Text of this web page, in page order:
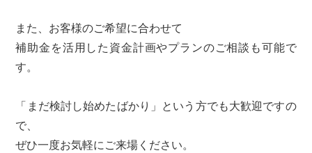
また、お客様のご希望に合わせて
補助金を活用した資金計画やプランのご相談も可能で
す。
「まだ検討し始めたばかり」という方でも大歓迎ですの
で、
ぜひ一度お気軽にご来場ください。